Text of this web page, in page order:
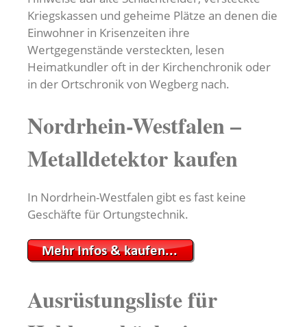
Kriegskassen und geheime Plätze an denen die
Einwohner in Krisenzeiten ihre
Wertgegenstände versteckten, lesen
Heimatkundler oft in der Kirchenchronik oder
in der Ortschronik von Wegberg nach.
Nordrhein-Westfalen –
Metalldetektor kaufen
In Nordrhein-Westfalen gibt es fast keine
Geschäfte für Ortungstechnik.
Ausrüstungsliste für